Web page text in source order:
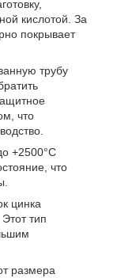
кислотой. За
покрывает
трубу
что
+2500°С
что
цинка
тип
размера